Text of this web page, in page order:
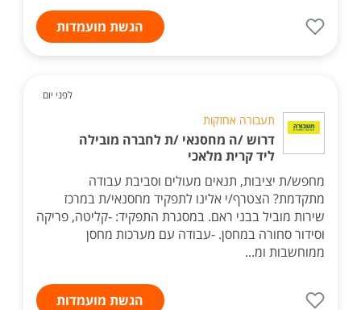
הגשת מועמדות
לפני יום
תעבורה אחזקות
דרוש /ה מחסנאי /ת לחברה מובילה
ליד קרית מלאכי
מחפש/ת יציבות, תנאים מעולים וסביבת עבודה
מתקדמת? הצטרף/י אלינו לתפקיד מחסנאי/ת במרכז
שירות מוביל בבני ראם. במסגרת התפקיד: -קליטה, פריקה
וסידור סחורה במחסן. -עבודה עם מערכות מחסן
ממוחשבות ומ...
הגשת מועמדות